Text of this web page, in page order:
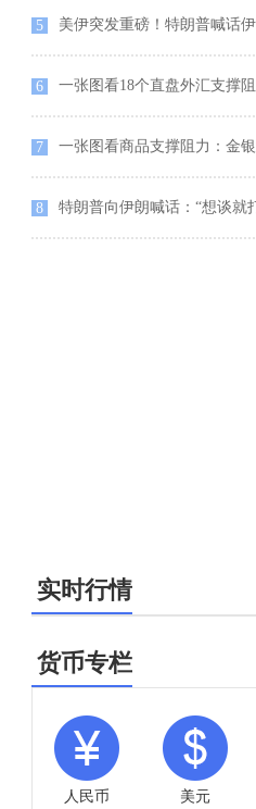
5 美伊突发重磅！特朗普喊话伊朗打电话进行
6 一张图看18个直盘外汇支撑阻力：美元+欧系日系+商品货币
7 一张图看商品支撑阻力：金银油气+铂钯铜农产
8 特朗普向伊朗喊话：“想谈就打电话！”美伊博弈白热化，全
实时行情
货币专栏
人民币 美元